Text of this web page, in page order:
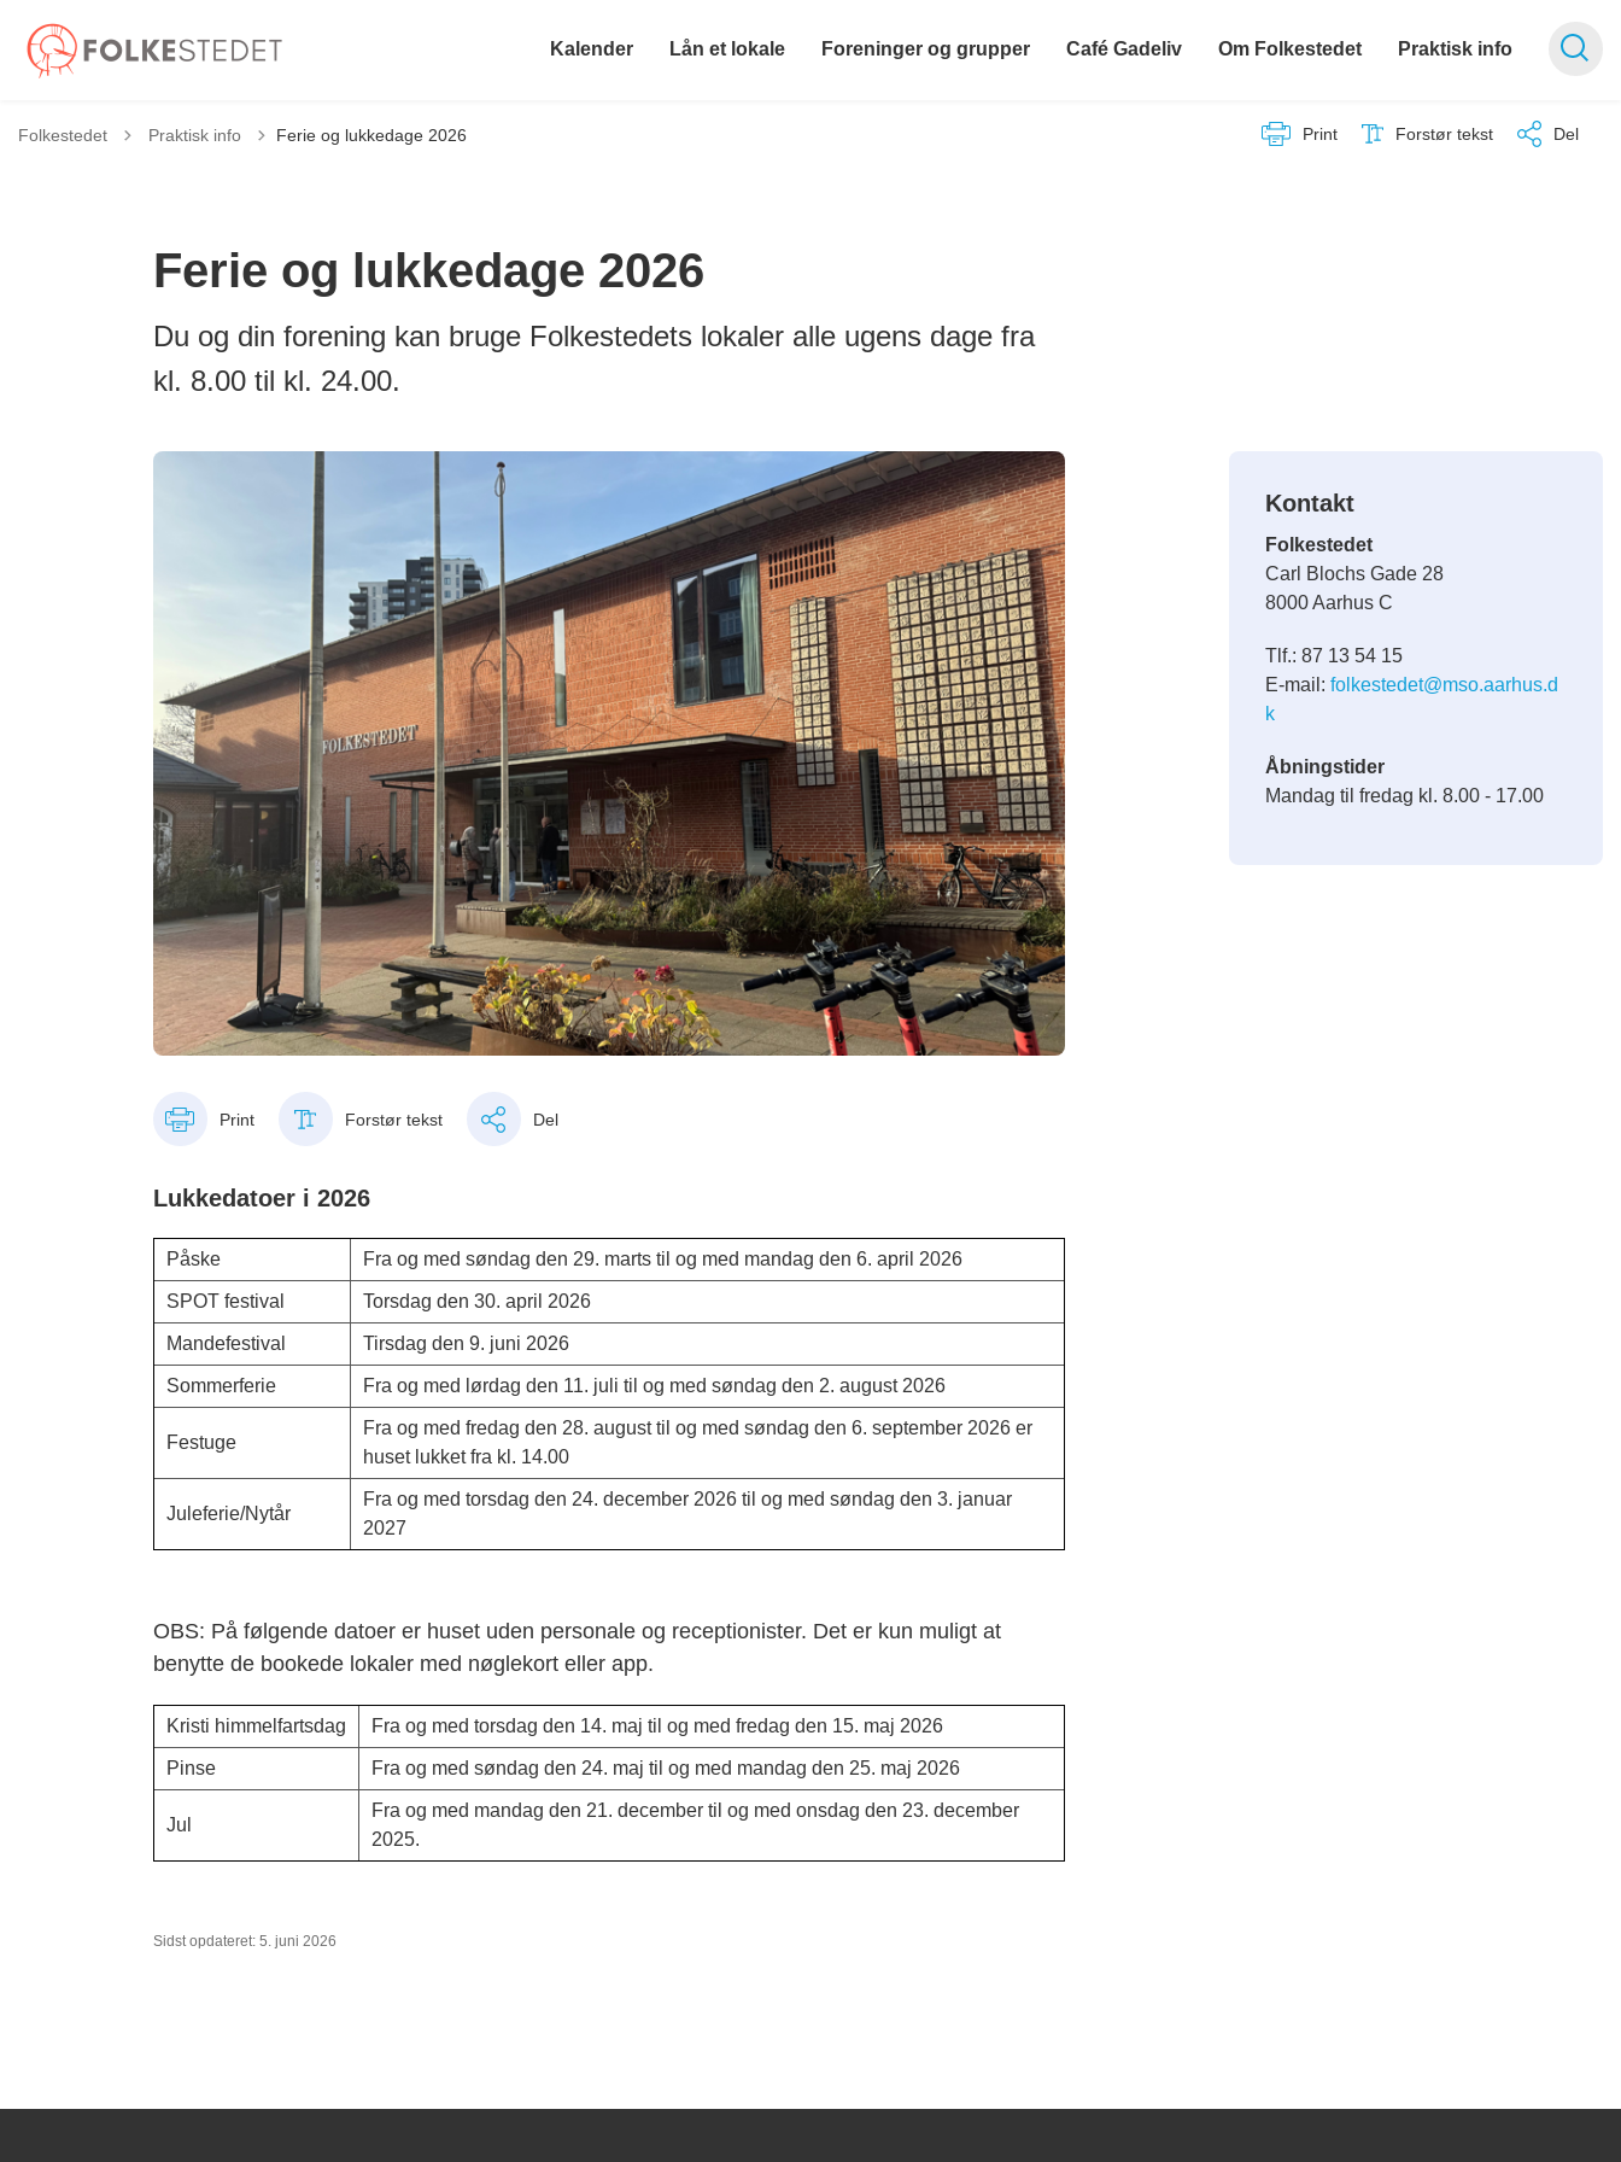
Kalender Lån et lokale Foreninger og grupper Café Gadeliv Om Folkestedet Praktisk info
Folkestedet Tilbage til
Praktisk info Ferie og lukkedage 2026 Print Forstør tekst Del
Ferie og lukkedage 2026
Du og din forening kan bruge Folkestedets lokaler alle ugens dage fra
kl. 8.00 til kl. 24.00.
Print Forstør tekst Del
Lukkedatoer i 2026
Påske Fra og med søndag den 29. marts til og med mandag den 6. april 2026
SPOT festival Torsdag den 30. april 2026
Mandefestival Tirsdag den 9. juni 2026
Sommerferie Fra og med lørdag den 11. juli til og med søndag den 2. august 2026
Festuge
Fra og med fredag den 28. august til og med søndag den 6. september 2026 er
huset lukket fra kl. 14.00
Juleferie/Nytår
Fra og med torsdag den 24. december 2026 til og med søndag den 3. januar
2027
OBS: På følgende datoer er huset uden personale og receptionister. Det er kun muligt at
benytte de bookede lokaler med nøglekort eller app.
Kristi himmelfartsdag Fra og med torsdag den 14. maj til og med fredag den 15. maj 2026
Pinse Fra og med søndag den 24. maj til og med mandag den 25. maj 2026
Jul
Fra og med mandag den 21. december til og med onsdag den 23. december
2025.
Kontakt
Folkestedet
Carl Blochs Gade 28
8000 Aarhus C
Tlf.: 87 13 54 15
E-mail:folkestedet@mso.aarhus.d
k
Åbningstider
Mandag til fredag kl. 8.00 - 17.00
Sidst opdateret: 5. juni 2026